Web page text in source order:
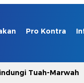
Pro Kontra
Tuah-Marwah